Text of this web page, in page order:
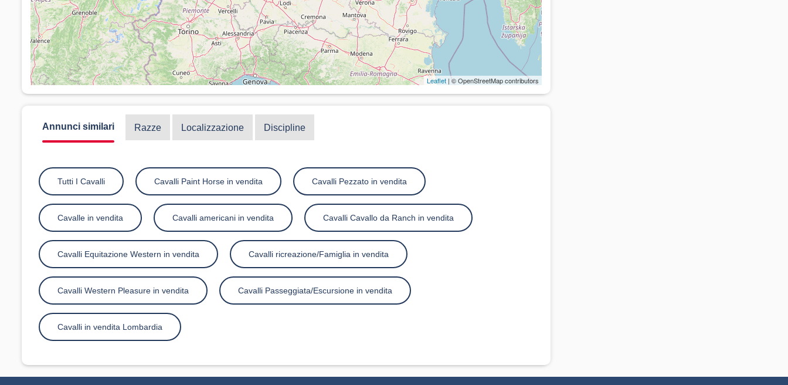
Leaflet | © OpenStreetMap contributors
Annunci similari Razze Localizzazione Discipline
Tutti I Cavalli Cavalli Paint Horse in vendita Cavalli Pezzato in vendita
Cavalle in vendita Cavalli americani in vendita Cavalli Cavallo da Ranch in vendita
Cavalli Equitazione Western in vendita Cavalli ricreazione/Famiglia in vendita
Cavalli Western Pleasure in vendita Cavalli Passeggiata/Escursione in vendita
Cavalli in vendita Lombardia